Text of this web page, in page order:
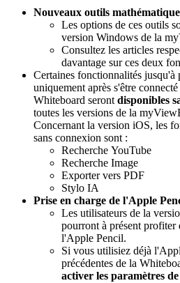
Nouveaux outils
Les options de ces outils
version Windows de la
Consultez les articles
davantage sur ces deux
Certaines fonctionnalités jusqu'à
uniquement après s'être
Whiteboard serontdisponibles
toutes les versions de la
Concernant la version iOS, les
sans connexion sont :
Recherche YouTube
Recherche Image
Exporter vers PDF
Stylo IA
Prise en charge de l'Apple
Les utilisateurs de la
pourront à présent profiter
l'Apple Pencil.
Si vous utilisiez déjà
précédentes de la
activer les paramètres